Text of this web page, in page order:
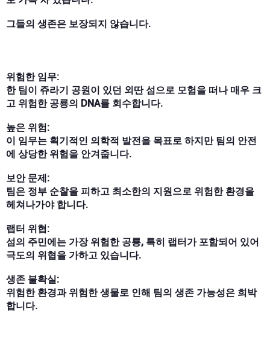
그들의 생존은 보장되지 않습니다.
위험한 임무:
한 팀이 쥬라기 공원이 있던 외딴 섬으로 모험을 떠나 매우 크
고 위험한 공룡의 DNA를 회수합니다.
높은 위험:
이 임무는 획기적인 의학적 발전을 목표로 하지만 팀의 안전
에 상당한 위험을 안겨줍니다.
보안 문제:
팀은 정부 순찰을 피하고 최소한의 지원으로 위험한 환경을
헤쳐나가야 합니다.
랩터 위협:
섬의 주민에는 가장 위험한 공룡, 특히 랩터가 포함되어 있어
극도의 위협을 가하고 있습니다.
생존 불확실:
위험한 환경과 위험한 생물로 인해 팀의 생존 가능성은 희박
합니다.